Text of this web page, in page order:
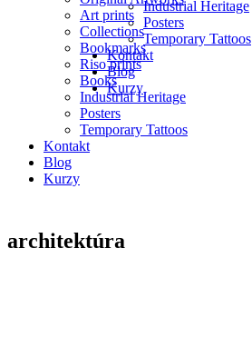
Industrial Heritage
Posters
Temporary Tattoos
Kontakt
Blog
Kurzy
Art prints
Collections
Bookmarks
Riso prints
Books
Industrial Heritage
Posters
Temporary Tattoos
Kontakt
Blog
Kurzy
architektúra